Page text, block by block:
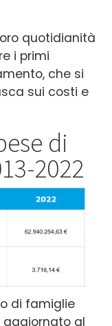
quotidianità
i primi
che si
sui costi e
di
2022
di famiglie
aggiornato al